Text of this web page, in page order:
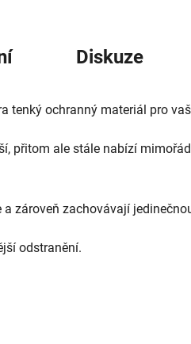
Diskuze
tenký ochranný materiál pro
přitom ale stále nabízí
zároveň zachovávají
odstranění.